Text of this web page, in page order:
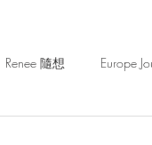
Renee 隨想 Europe